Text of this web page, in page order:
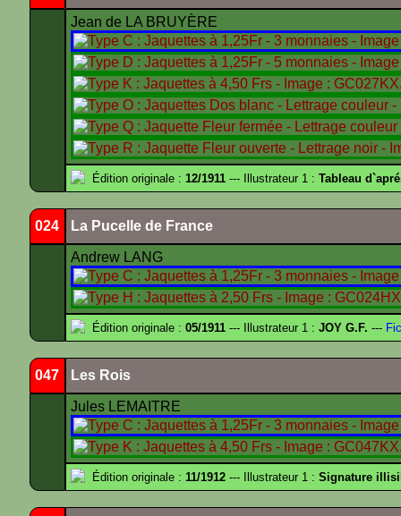
Jean de LA BRUYÈRE
Édition originale : 12/1911 --- Illustrateur 1 : Tableau
024 La Pucelle de France
Andrew LANG
Édition originale : 05/1911 --- Illustrateur 1 : JOY G.F. ---
047 Les Rois
Jules LEMAITRE
Édition originale : 11/1912 --- Illustrateur 1 : Signature